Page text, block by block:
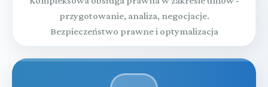
przygotowanie, analiza, negocjacje.
Bezpieczeństwo prawne i optymalizacja